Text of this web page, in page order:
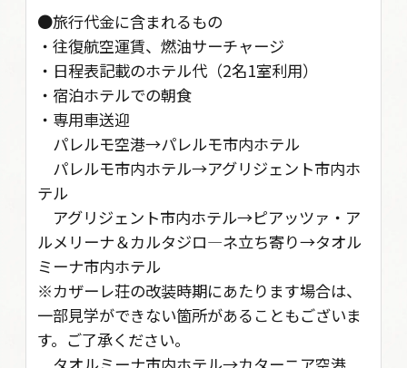
●旅行代金に含まれるもの
・往復航空運賃、燃油サーチャージ
・日程表記載のホテル代（2名1室利用）
・宿泊ホテルでの朝食
・専用車送迎
パレルモ空港→パレルモ市内ホテル
パレルモ市内ホテル→アグリジェント市内ホ
テル
アグリジェント市内ホテル→ピアッツァ・ア
ルメリーナ＆カルタジロ―ネ立ち寄り→タオル
ミーナ市内ホテル
※カザーレ荘の改装時期にあたります場合は、
一部見学ができない箇所があることもございま
す。ご了承ください。